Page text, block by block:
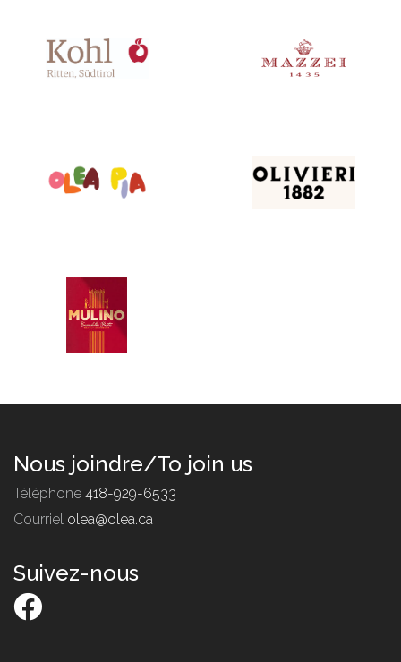
Nous joindre/To join us
Téléphone 418-929-6533
Courriel olea@olea.ca
Suivez-nous